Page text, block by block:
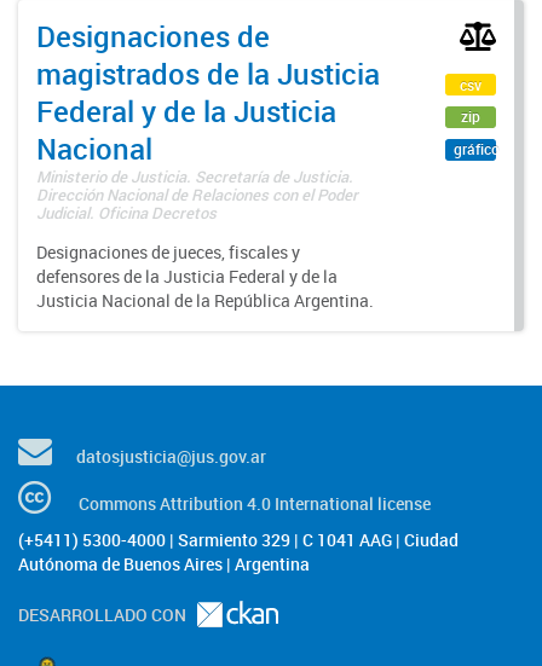
Designaciones de
magistrados de la Justicia
Federal y de la Justicia
Nacional
Ministerio de Justicia. Secretaría de Justicia.
Dirección Nacional de Relaciones con el Poder
Judicial. Oficina Decretos
Designaciones de jueces, fiscales y
defensores de la Justicia Federal y de la
Justicia Nacional de la República Argentina.
csv
zip
gráfico
datosjusticia@jus.gov.ar
Commons Attribution 4.0 International license
(+5411) 5300-4000 | Sarmiento 329 | C 1041 AAG | Ciudad
Autónoma de Buenos Aires | Argentina
DESARROLLADO CON